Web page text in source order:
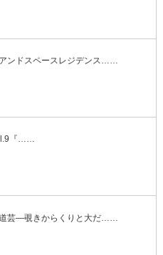
ンドスペースレジデンス……
『……
道芸―覗きからくりと大だ……